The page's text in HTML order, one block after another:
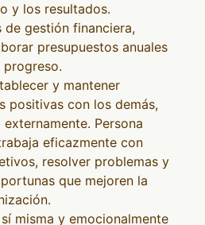
y los resultados.
de gestión financiera,
presupuestos anuales
y mantener
positivas con los demás,
Persona
eficazmente con
resolver problemas y
que mejoren la
misma y emocionalmente